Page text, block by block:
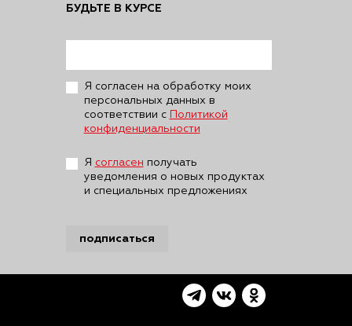
БУДЬТЕ В КУРСЕ
Я согласен на обработку моих
персональных данных в
соответствии с Политикой
конфиденциальности
Я согласен получать
уведомления о новых продуктах
и специальных предложениях
подписаться